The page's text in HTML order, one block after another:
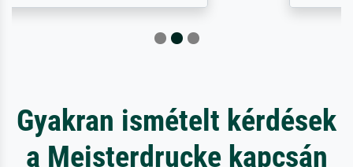
Gyakran ismételt kérdések
a Meisterdrucke kapcsán